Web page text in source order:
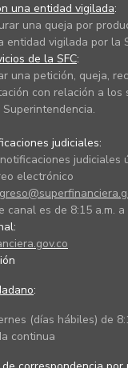
una entidad vigilada:
una queja por
entidad vigilada por la
de la SFC:
una petición, queja,
con relación a los
judiciales:
judiciales
electrónico
canal es de 8:15 a.m. a
:
(días hábiles) de
continua